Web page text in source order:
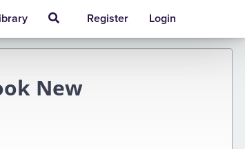
Register Login
New